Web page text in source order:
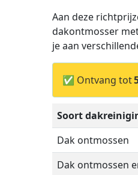
Aan deze
dakontmosser
je aan
✅ Ontvang tot
Soort
Dak ontmossen
Dak ontmossen